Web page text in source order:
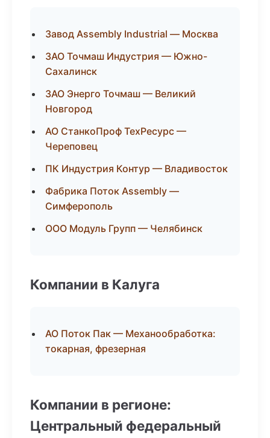
Завод Assembly Industrial — Москва
ЗАО Точмаш Индустрия — Южно-
Сахалинск
ЗАО Энерго Точмаш — Великий
Новгород
АО СтанкоПроф ТехРесурс —
Череповец
ПК Индустрия Контур — Владивосток
Фабрика Поток Assembly —
Симферополь
ООО Модуль Групп — Челябинск
Компании в Калуга
АО Поток Пак — Механообработка:
токарная, фрезерная
Компании в регионе:
Центральный федеральный